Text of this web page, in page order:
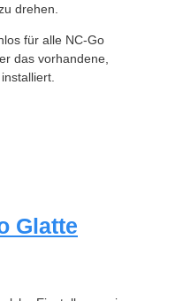
drehen.
für alle NC-Go
das vorhandene,
Glatte